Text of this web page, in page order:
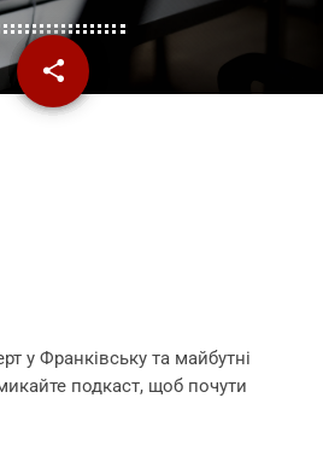
share
email
у Франківську та майбутні
подкаст, щоб почути